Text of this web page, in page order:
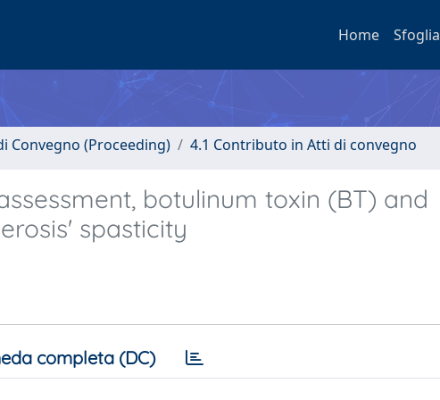
Home Sfoglia
Convegno (Proceeding) 4.1 Contributo in Atti di convegno
botulinum toxin (BT) and
spasticity
completa (DC)